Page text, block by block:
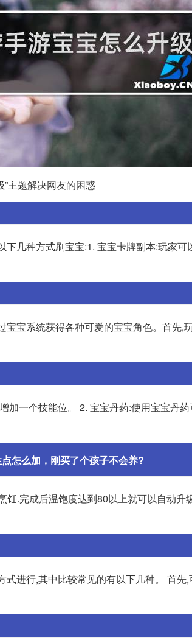
”主题解决网友的困惑
几种方式刷宝宝:1. 宝宝卡牌副本:玩家
宝宝系统获得各种可爱的宝宝角色。首先
加一个技能位。 2. 宝宝丹药:使用宝宝丹
怎么加，刚买了个孩子不会养?
饪.完成后温饱度达到80以上就可以自动
式进行,其中比较常见的有以下几种。 首